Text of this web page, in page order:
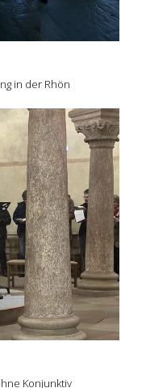
in der Rhön
Konjunktiv